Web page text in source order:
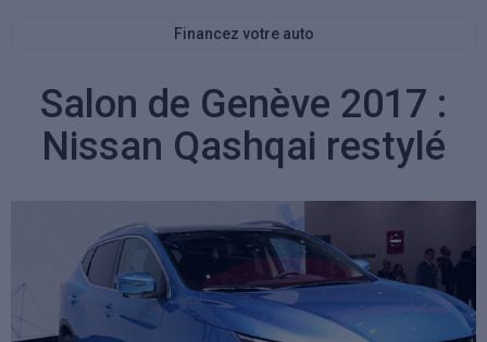
Financez votre auto
Salon de Genève 2017 :
Nissan Qashqai restylé